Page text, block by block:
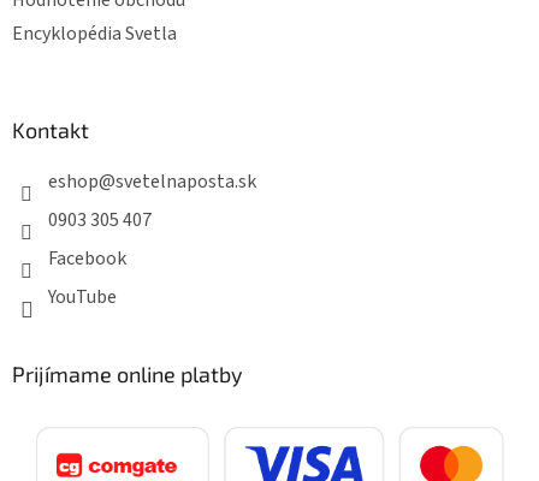
Encyklopédia Svetla
Kontakt
eshop@svetelnaposta.sk
0903 305 407
Facebook
YouTube
Prijímame online platby